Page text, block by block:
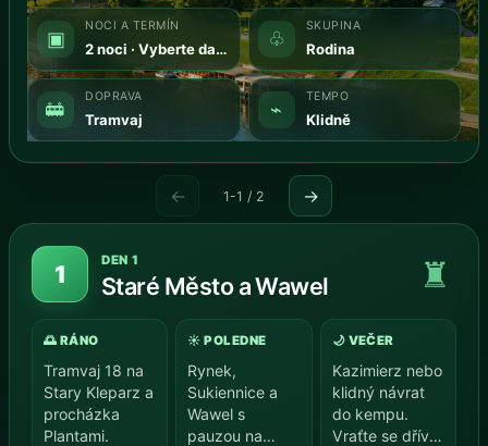
▣
NOCI A TERMÍN
2 noci · Vyberte datum ♧
SKUPINA
Rodina
🚋
DOPRAVA
Tramvaj ⌁
TEMPO
Klidně
← 1-1 / 2 →
1
DEN 1
Staré Město a Wawel ♜
🌅 RÁNO
Tramvaj 18 na
Stary Kleparz a
procházka
Plantami.
☀️ POLEDNE
Rynek,
Sukiennice a
Wawel s
pauzou na
🌙 VEČER
Kazimierz nebo
klidný návrat
do kempu.
Vraťte se dříve,